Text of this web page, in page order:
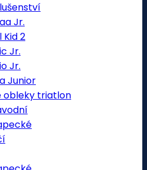
Jr.
Kid 2
Jr.
Jr.
Junior
obleky triatlon